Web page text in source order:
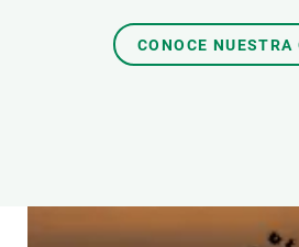
CONOCE NUESTRA